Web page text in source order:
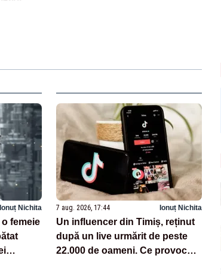
Ionuț Nichita
femeie
7 aug. 2026, 17:44 Ionuț Nichita
Un influencer din Timiș, reținut
după un live urmărit de peste
22.000 de oameni. Ce provocări